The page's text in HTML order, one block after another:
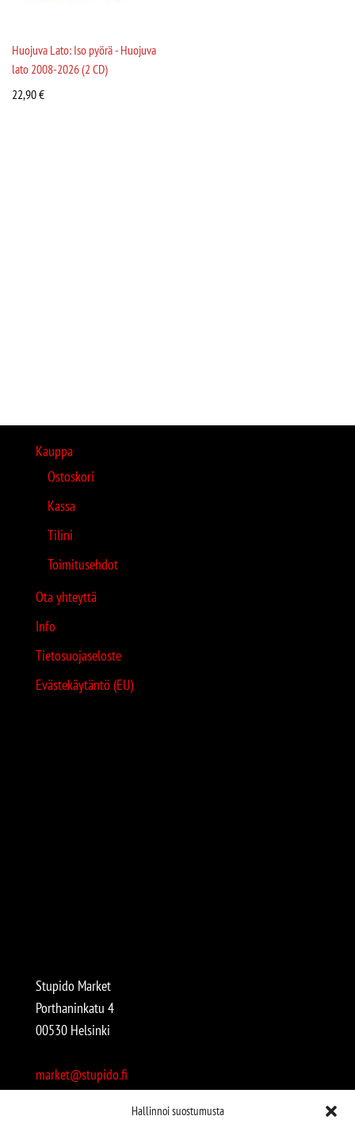
Hallinnoi suostumusta
Huojuva Lato: Iso pyörä - Huojuva
lato 2008-2026 (2 CD)
22,90€
Kauppa
Ostoskori
Kassa
Tilini
Toimitusehdot
Ota yhteyttä
Info
Tietosuojaseloste
Evästekäytäntö (EU)
Stupido Market
Porthaninkatu 4
00530 Helsinki
market@stupido.fi